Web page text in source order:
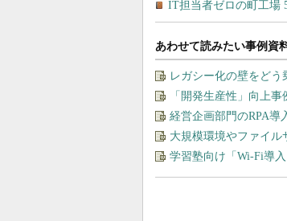
あわせて読みたい事例資
レガシー化の壁をど
「開発生産性」向上
経営企画部門のRPA
大規模環境やファイ
学習塾向け「Wi-Fi導